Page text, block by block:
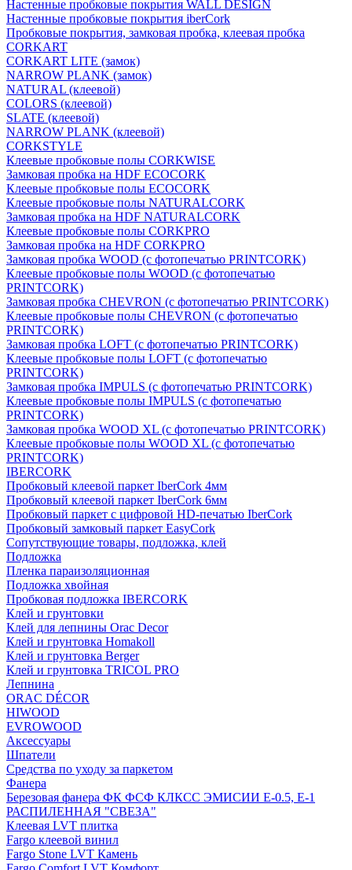
Настенные пробковые покрытия WALL DESIGN
Настенные пробковые покрытия iberCork
Пробковые покрытия, замковая пробка, клеевая пробка
CORKART
CORKART LITE (замок)
NARROW PLANK (замок)
NATURAL (клеевой)
COLORS (клеевой)
SLATE (клеевой)
NARROW PLANK (клеевой)
CORKSTYLE
Клеевые пробковые полы CORKWISE
Замковая пробка на HDF ECOCORK
Клеевые пробковые полы ECOCORK
Клеевые пробковые полы NATURALCORK
Замковая пробка на HDF NATURALCORK
Клеевые пробковые полы CORKPRO
Замковая пробка на HDF CORKPRO
Замковая пробка WOOD (с фотопечатью PRINTCORK)
Клеевые пробковые полы WOOD (с фотопечатью
PRINTCORK)
Замковая пробка CHEVRON (с фотопечатью PRINTCORK)
Клеевые пробковые полы CHEVRON (с фотопечатью
PRINTCORK)
Замковая пробка LOFT (с фотопечатью PRINTCORK)
Клеевые пробковые полы LOFT (с фотопечатью
PRINTCORK)
Замковая пробка IMPULS (с фотопечатью PRINTCORK)
Клеевые пробковые полы IMPULS (с фотопечатью
PRINTCORK)
Замковая пробка WOOD XL (с фотопечатью PRINTCORK)
Клеевые пробковые полы WOOD XL (с фотопечатью
PRINTCORK)
IBERCORK
Пробковый клеевой паркет IberCork 4мм
Пробковый клеевой паркет IberCork 6мм
Пробковый паркет с цифровой HD-печатью IberCork
Пробковый замковый паркет EasyCork
Сопутствующие товары, подложка, клей
Подложка
Пленка параизоляционная
Подложка хвойная
Пробковая подложка IBERCORK
Клей и грунтовки
Клей для лепнины Orac Decor
Клей и грунтовка Homakoll
Клей и грунтовка Berger
Клей и грунтовка TRICOL PRO
Лепнина
ORAC DÉCOR
HIWOOD
EVROWOOD
Аксессуары
Шпатели
Средства по уходу за паркетом
Фанера
Березовая фанера ФК ФСФ КЛКСС ЭМИСИИ Е-0.5, Е-1
РАСПИЛЕННАЯ "СВЕЗА"
Клеевая LVT плитка
Fargo клеевой винил
Fargo Stone LVT Камень